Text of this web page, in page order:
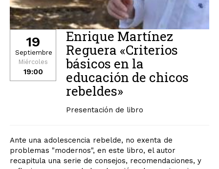
19
Septiembre
Miércoles
19:00
Enrique Martínez
Reguera «Criterios
básicos en la
educación de chicos
rebeldes»
Presentación de libro
Ante una adolescencia rebelde, no exenta de
problemas "modernos", en este libro, el autor
recapitula una serie de consejos, recomendaciones, y